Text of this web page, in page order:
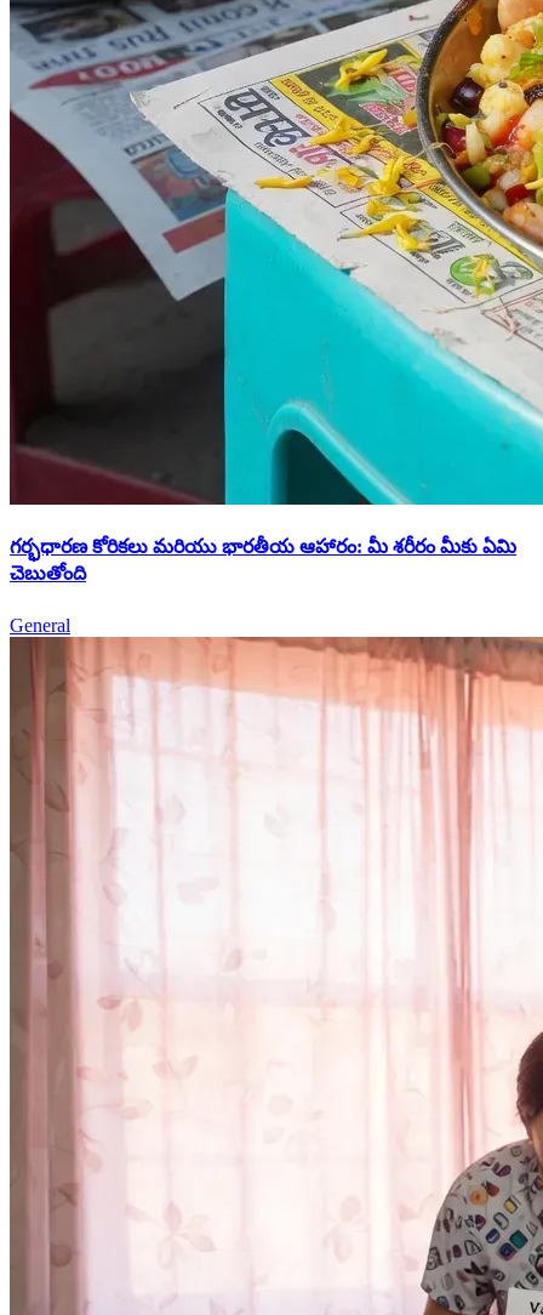
గర్భధారణ కోరికలు మరియు భారతీయ ఆహారం: మీ శరీరం మీకు ఏమి
చెబుతోంది
General